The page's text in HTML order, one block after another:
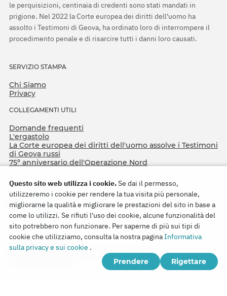
le perquisizioni, centinaia di credenti sono stati mandati in
prigione. Nel 2022 la Corte europea dei diritti dell'uomo ha
assolto i Testimoni di Geova, ha ordinato loro di interrompere il
procedimento penale e di risarcire tutti i danni loro causati.
SERVIZIO STAMPA
Chi Siamo
Privacy
COLLEGAMENTI UTILI
Domande frequenti
L'ergastolo
La Corte europea dei diritti dell'uomo assolve i Testimoni
di Geova russi
75º anniversario dell'Operazione Nord
Copyright © 2026
Watch Tower Bible and Tract Society of Korea.
Questo sito web utilizza i cookie.Se dai il permesso,
utilizzeremo i cookie per rendere la tua visita più personale,
migliorarne la qualità e migliorare le prestazioni del sito in base a
come lo utilizzi. Se rifiuti l'uso dei cookie, alcune funzionalità del
sito potrebbero non funzionare. Per saperne di più sui tipi di
cookie che utilizziamo, consulta la nostra paginaInformativa
sulla privacy e sui cookie .
Prendere
Rigettare